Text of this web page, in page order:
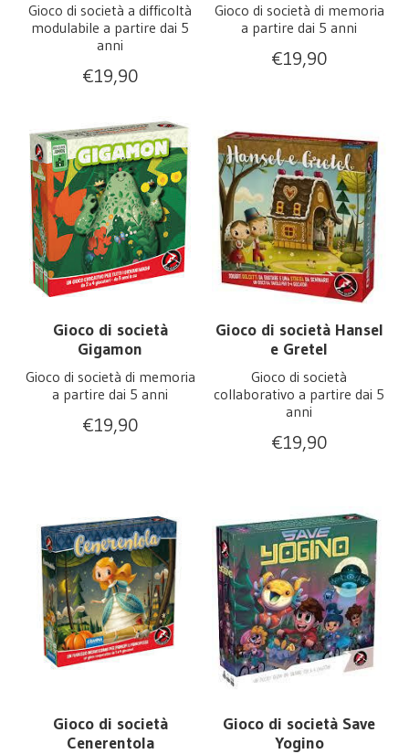
Gioco di società a difficoltà
modulabile a partire dai 5
anni
€19,90
Gioco di società di memoria
a partire dai 5 anni
€19,90
Gioco di società
Gigamon
Gioco di società di memoria
a partire dai 5 anni
€19,90
Gioco di società Hansel
e Gretel
Gioco di società
collaborativo a partire dai 5
anni
€19,90
Gioco di società
Cenerentola
Gioco di società Save
Yogino